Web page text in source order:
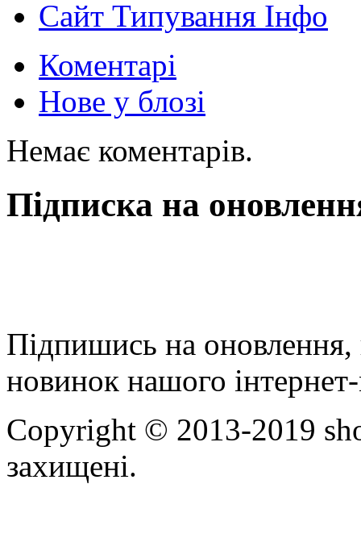
Сайт Типування Інфо
Коментарі
Нове у блозі
Немає коментарів.
Підписка на
Підпишись на оновлення,
новинок нашого
Copyright © 2013-2019
захищені.